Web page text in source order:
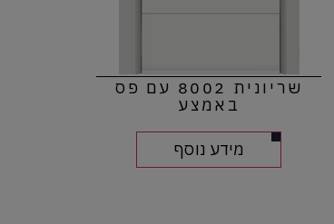
שריונית 8002 עם פס
באמצע
מידע נוסף